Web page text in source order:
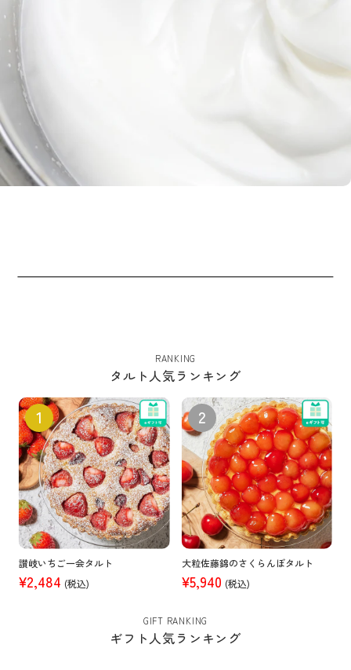
RANKING
タルト人気ランキング
讃岐いちご一会タルト
¥2,484 (税込)
大粒佐藤錦のさくらんぼタルト
¥5,940 (税込)
GIFT RANKING
ギフト人気ランキング